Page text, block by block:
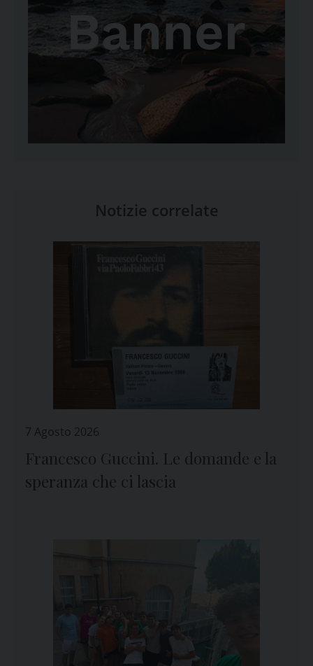
Notizie correlate
7 Agosto 2026
Francesco Guccini. Le domande e la
speranza che ci lascia